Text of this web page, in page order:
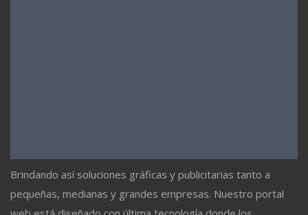
Brindando así soluciones gráficas y publicitarias tanto a
pequeñas, medianas y grandes empresas. Nuestro portal